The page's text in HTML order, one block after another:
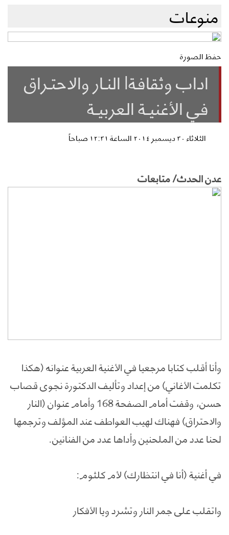
منوعات
حفظ الصورة
اداب وثقافة| النـار والاحتـراق
في الأغنيـة العربيـة
الثلاثاء ٣٠ ديسمبر ٢٠١٤ الساعة ١٢:٣١ صباحاً
عدن الحدث/ متابعات
وأنا أقلب كتابا مرجعيا في الأغنية العربية عنوانه (هكذا
تكلمت الأغاني) من إعداد وتأليف الدكتورة نجوى قصاب
حسن، وقفت أمام الصفحة 168 وأمام عنوان (النار
والاحتراق) فهناك لهيب العواطف عند المؤلف وترجمها
لحنا عدد من الملحنين وأداها عدد من الفنانين.
في أغنية (أنا في انتظارك) لأم كلثوم:
واتقلب على جمر النار وتشرد ويا الأفكار